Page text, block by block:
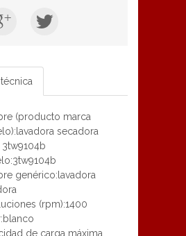
(producto marca
secadora
3tw9104b
genérico:lavadora
(rpm):1400
de carga máxima